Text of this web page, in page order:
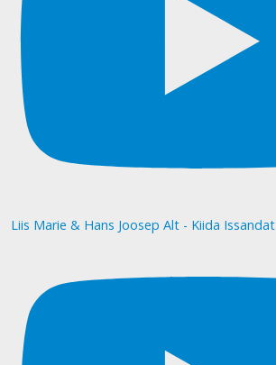
Liis Marie & Hans Joosep Alt - Kiida Issandat